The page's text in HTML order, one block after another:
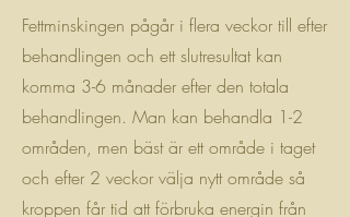
Fettminskingen pågår i flera veckor till efter
behandlingen och ett slutresultat kan
komma 3-6 månader efter den totala
behandlingen. Man kan behandla 1-2
områden, men bäst är ett område i taget
och efter 2 veckor välja nytt område så
kroppen får tid att förbruka energin från